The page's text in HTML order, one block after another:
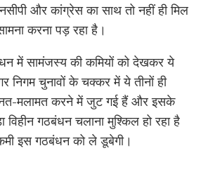
और कांग्रेस का साथ तो नहीं ही मिल
करना पड़ रहा है।
में सामंजस्य की कमियों को देखकर ये
निगम चुनावों के चक्कर में ये तीनों ही
मलामत करने में जुट गई हैं और इसके
गठबंधन चलाना मुश्किल हो रहा है
इस गठबंधन को ले डूबेगी।